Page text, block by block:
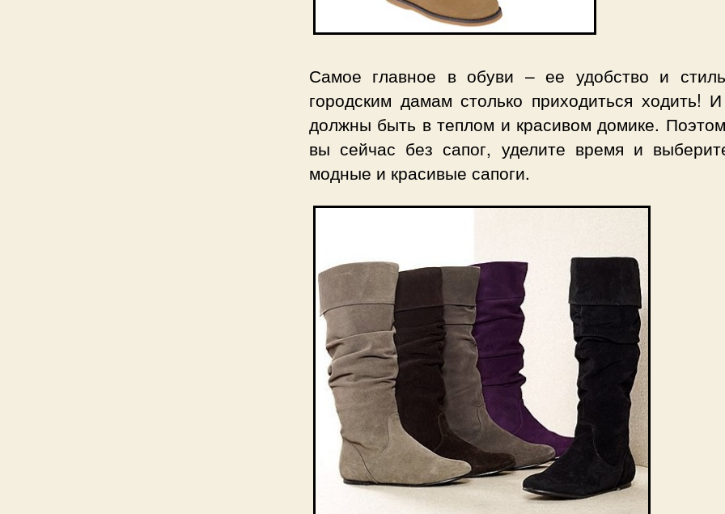
Самое главное в обуви – ее удобство и
городским дамам столько приходиться ходить!
должны быть в теплом и красивом домике.
вы сейчас без сапог, уделите время и
модные и красивые сапоги.